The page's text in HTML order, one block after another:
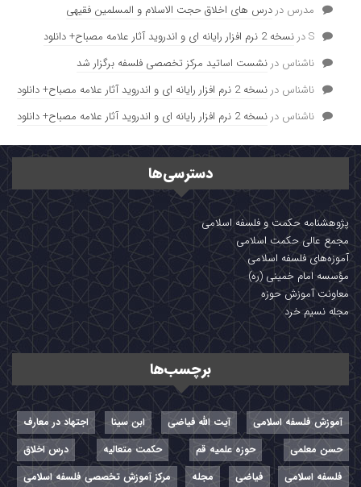
مدرس در درس های اخلاق حجت الاسلام و المسلمین فقیهی
Sدر نسخه 2 نرم افزار رایانه ای و اندروید آثار علامه مصباح+ دانلود
ناشناس در نشست اساتید مرکز تخصصی فلسفه برگزار شد
ناشناس در نسخه 2 نرم افزار رایانه ای و اندروید آثار علامه مصباح+ دانلود
ناشناس در نسخه 2 نرم افزار رایانه ای و اندروید آثار علامه مصباح+ دانلود
دسترسی‌ها
پژوهشنامه حکمت و فلسفه اسلامی
مجمع عالی حکمت اسلامی
آموزه‌های فلسفه اسلامی
مؤسسه امام خمینی (ره)
معاونت آموزش حوزه
مجله نسیم خرد
برچسب‌ها
آموزش فلسفه اسلامی آیت الله فیاضی ابن سینا
اجتهاد در معارف
حسن معلمی
حوزه علمیه قم حکمت متعالیه
درس اخلاق
فلسفه اسلامی
فیاضی مجله مرکز آموزش تخصصی فلسفه اسلامی